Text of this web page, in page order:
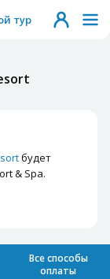
тур
будет
& Spa.
Все способы
оплаты